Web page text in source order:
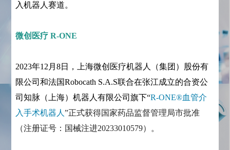
入机器人赛道。
微创医疗 R-ONE
2023年12月8日，上海微创医疗机器人（集团）股份有
限公司和法国Robocath S.A.S联合在张江成立的合资公
司知脉（上海）机器人有限公司旗下“R-ONE®血管介
入手术机器人”正式获得国家药品监督管理局市批准
（注册证号：国械注进20233010579）。